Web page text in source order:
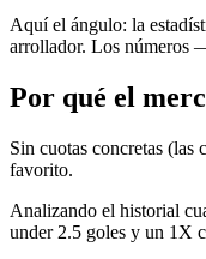
Aquí el ángulo: la
arrollador. Los números
Por qué el
Sin cuotas concretas (las
favorito.
Analizando el historial
under 2.5 goles y un 1X